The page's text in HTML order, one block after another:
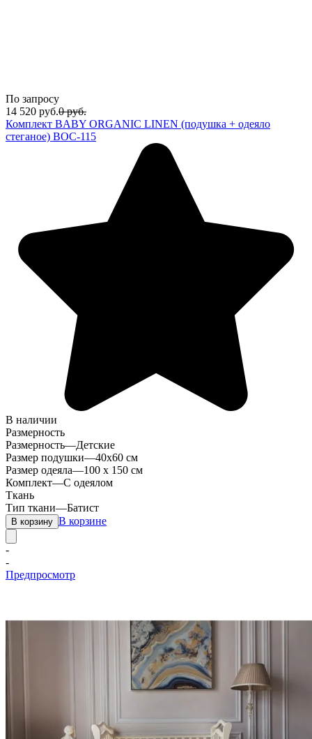
По запросу
14 520 руб.0 руб.
Комплект BABY ORGANIC LINEN (подушка + одеяло
стеганое) BOC-115
В наличии
Размерность
Размерность—Детские
Размер подушки—40х60 см
Размер одеяла—100 х 150 см
Комплект—С одеялом
Ткань
Тип ткани—Батист
В корзину В корзине
-
-
Предпросмотр